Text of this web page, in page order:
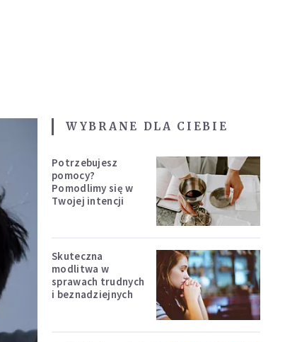
WYBRANE DLA CIEBIE
Potrzebujesz
pomocy?
Pomodlimy się w
Twojej intencji
Skuteczna
modlitwa w
sprawach trudnych
i beznadziejnych